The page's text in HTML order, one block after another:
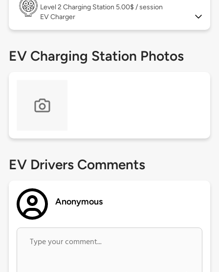
Level 2 Charging Station 5.00$ / session
EV Charger
EV Charging Station Photos
EV Drivers Comments
Anonymous